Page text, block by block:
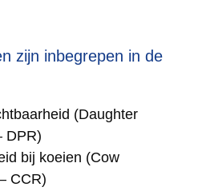
zijn inbegrepen in de
(Daughter
DPR)
bij koeien (Cow
CCR)